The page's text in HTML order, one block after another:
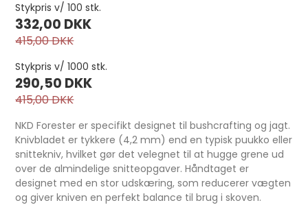
Håndsymaskine m. 2 nåle pr. stk.
Stykpris v/ 100 stk.
332,00 DKK
415,00 DKK
Stykpris v/ 1000 stk.
290,50 DKK
415,00 DKK
NKD Forester er specifikt designet til bushcrafting og jagt.
Knivbladet er tykkere (4,2 mm) end en typisk puukko eller
snittekniv, hvilket gør det velegnet til at hugge grene ud
over de almindelige snitteopgaver. Håndtaget er
designet med en stor udskæring, som reducerer vægten
og giver kniven en perfekt balance til brug i skoven.